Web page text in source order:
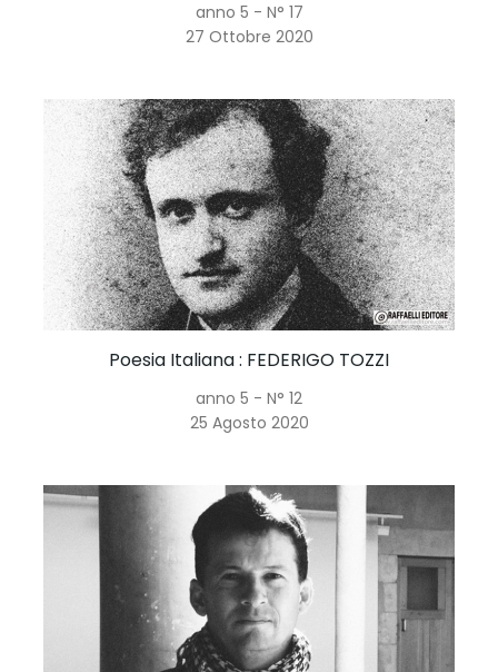
anno 5 - N° 17
27 Ottobre 2020
Poesia Italiana: FEDERIGO TOZZI
anno 5 - N° 12
25 Agosto 2020